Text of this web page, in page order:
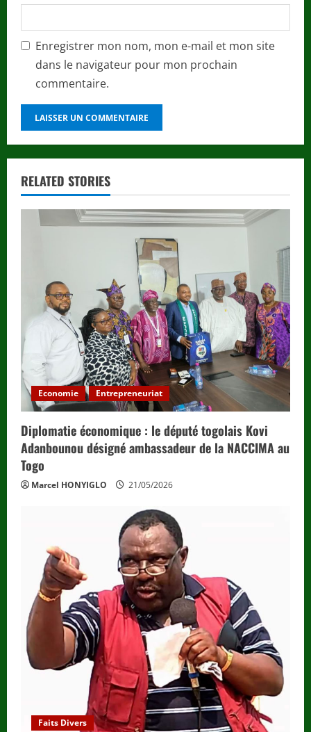
Enregistrer mon nom, mon e-mail et mon site
dans le navigateur pour mon prochain
commentaire.
RELATED STORIES
Economie Entrepreneuriat
Diplomatie économique : le député togolais Kovi
Adanbounou désigné ambassadeur de la NACCIMA au
Togo
Marcel HONYIGLO 21/05/2026
Faits Divers